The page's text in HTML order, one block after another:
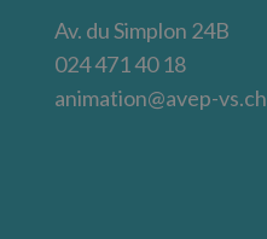
Av. du Simplon 24B
024 471 40 18
animation@avep-vs.ch